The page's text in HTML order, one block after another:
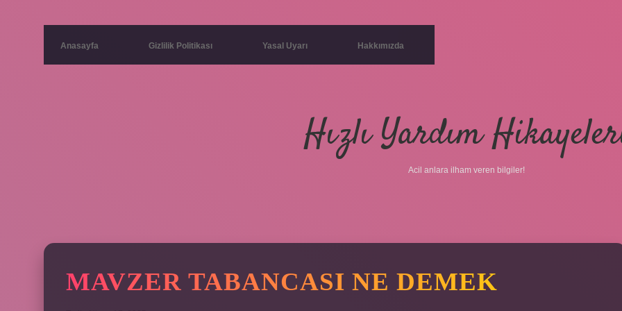
Anasayfa Gizlilik Politikası Yasal Uyarı Hakkımızda
Hızlı Yardım
Acil anlara ilham veren bilgiler!
MAVZER TABANCASI NE DEMEK